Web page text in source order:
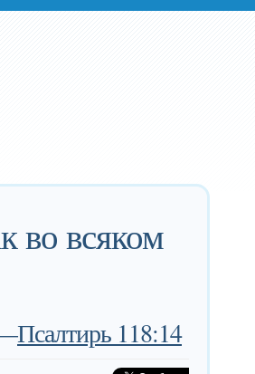
во всяком
Псалтирь 118:14